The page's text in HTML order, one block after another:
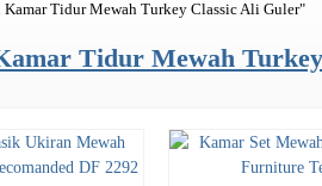
Kamar Tidur Mewah Turkey Classic Ali Guler"
Tidur Mewah